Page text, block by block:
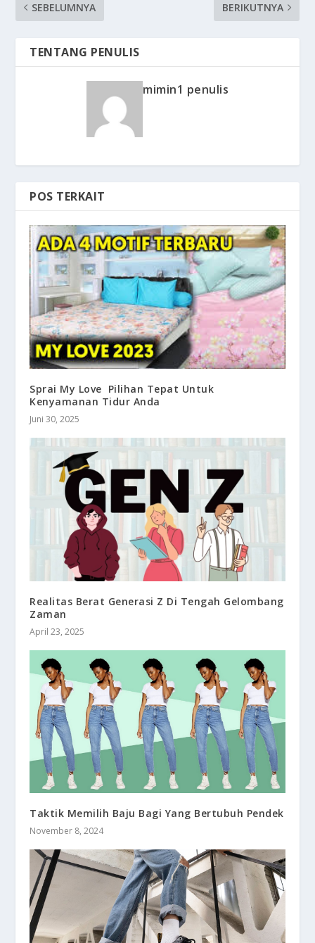
SEBELUMNYA
BERIKUTNYA
TENTANG PENULIS
mimin1 penulis
POS TERKAIT
Sprai My Love Pilihan Tepat Untuk
Kenyamanan Tidur Anda
Juni 30, 2025
Realitas Berat Generasi Z Di Tengah Gelombang
Zaman
April 23, 2025
Taktik Memilih Baju Bagi Yang Bertubuh Pendek
November 8, 2024